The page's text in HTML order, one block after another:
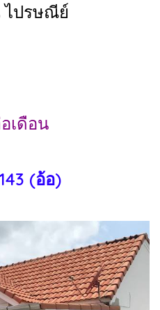
ไปรษณีย์
เดือน
(อ้อ)